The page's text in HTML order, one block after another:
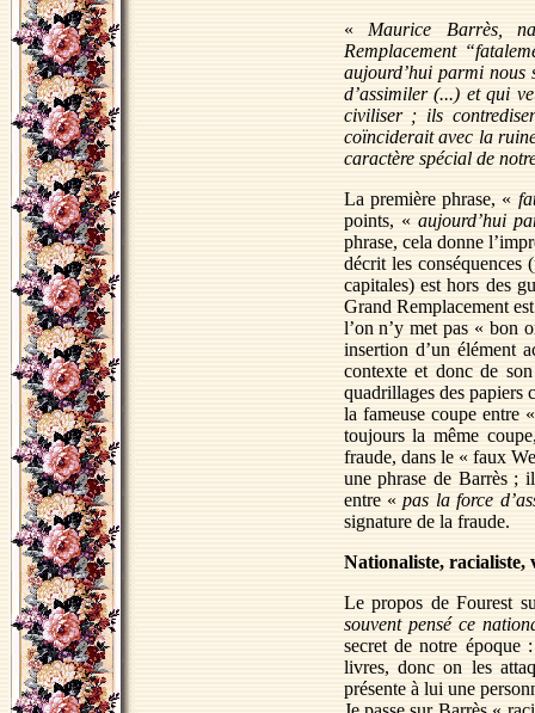
« Maurice Barrès,
Remplacement
aujourd’hui parmi nous
d’assimiler (...) et qui
civiliser ; ils
coïnciderait avec la
caractère spécial de
La première phrase, «
points, « aujourd’hui
phrase, cela donne
décrit les conséquences
capitales) est hors des
Grand Remplacement
l’on n’y met pas « bon
insertion d’un élément
contexte et donc de
quadrillages des papiers
la fameuse coupe entre
toujours la même
fraude, dans le « faux
une phrase de Barrès ;
entre «pas la force
signature de la fraude.
Nationaliste, racialiste,
Le propos de Fourest
souvent pensé ce
secret de notre époque
livres, donc on les
présente à lui une